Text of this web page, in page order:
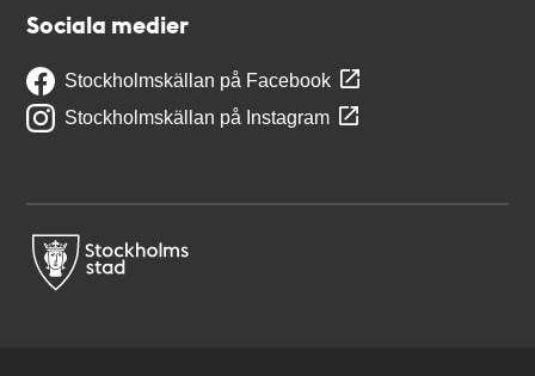
Sociala medier
Stockholmskällan på Facebook
Stockholmskällan på Instagram